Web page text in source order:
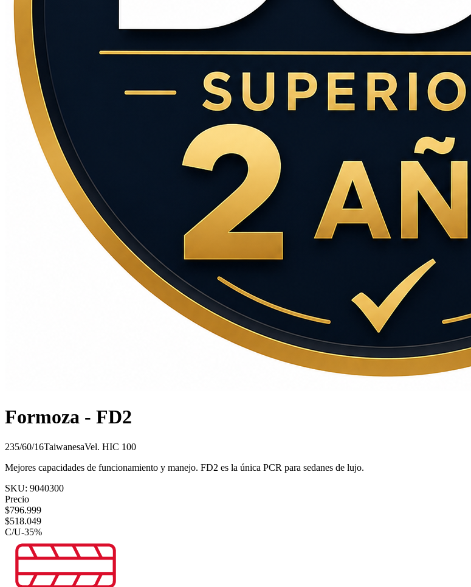
Formoza - FD2
235/60/16TaiwanesaVel. HIC 100
Mejores capacidades de funcionamiento y manejo. FD2 es la única PCR para sedanes de lujo.
SKU: 9040300
Precio
$796.999
$518.049
C/U-35%